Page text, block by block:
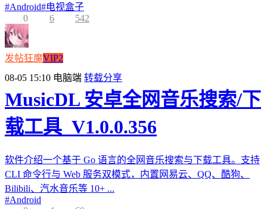
#Android#电视盒子
0
6 542
发帖狂魔VIP2
08-05 15:10 电脑端 转载分享
MusicDL 安卓全网音乐搜索/下
载工具_V1.0.0.356
软件介绍一个基于 Go 语言的全网音乐搜索与下载工具。支持
CLI 命令行与 Web 服务双模式，内置网易云、QQ、酷狗、
Bilibili、汽水音乐等 10+ ...
#Android